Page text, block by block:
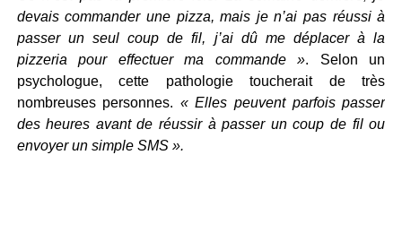
devais commander une pizza, mais je n’ai pas réussi à
passer un seul coup de fil, j’ai dû me déplacer à la
pizzeria pour effectuer ma commande ». Selon un
psychologue, cette pathologie toucherait de très
nombreuses personnes. « Elles peuvent parfois passer
des heures avant de réussir à passer un coup de fil ou
envoyer un simple SMS ».